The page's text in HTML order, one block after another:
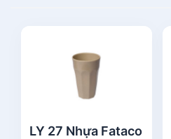
LY 27 Nhựa Fataco